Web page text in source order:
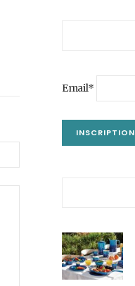
Email*